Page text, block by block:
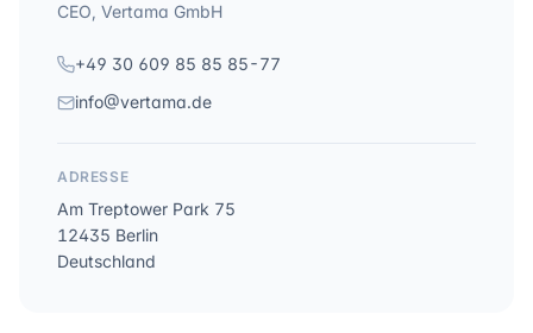
CEO, Vertama GmbH
+49 30 609 85 85 85-77
info@vertama.de
ADRESSE
Am Treptower Park 75
12435 Berlin
Deutschland